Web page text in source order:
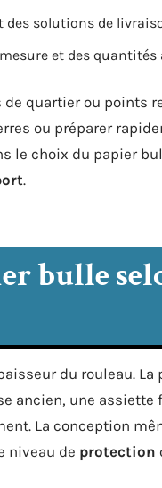
des solutions de
et des quantités
quartier ou points
ou préparer
le choix du papier
.
bulle
du rouleau.
ancien, une
La conception
niveau de protection